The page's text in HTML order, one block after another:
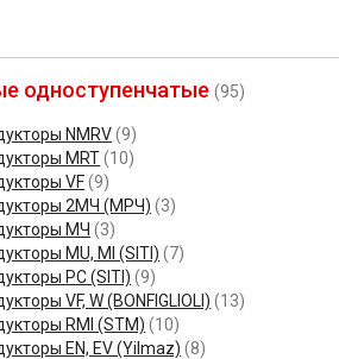
одноступенчатые (95)
NMRV (9)
MRT (10)
VF (9)
2МЧ (МРЧ) (3)
МЧ (3)
MU, MI (SITI) (7)
PC (SITI) (9)
VF, W (BONFIGLIOLI) (13)
RMI (STM) (10)
EN, EV (Yilmaz) (8)